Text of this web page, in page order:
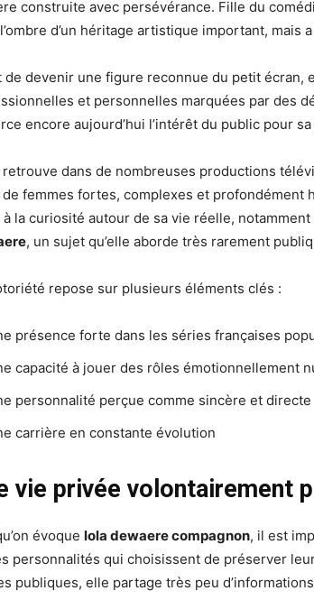
construite avec persévérance. Fille du
d’un héritage artistique important, mais
de devenir une figure reconnue du petit écran,
et personnelles marquées par des
encore aujourd’hui l’intérêt du public pour
retrouve dans de nombreuses productions
femmes fortes, complexes et profondément
à la curiosité autour de sa vie réelle,
, un sujet qu’elle aborde très rarement
repose sur plusieurs éléments clés :
présence forte dans les séries françaises
capacité à jouer des rôles émotionnellement
personnalité perçue comme sincère et directe
carrière en constante évolution
vie privée volontairement
évoque lola dewaere compagnon, il est
personnalités qui choisissent de préserver
publiques, elle partage très peu